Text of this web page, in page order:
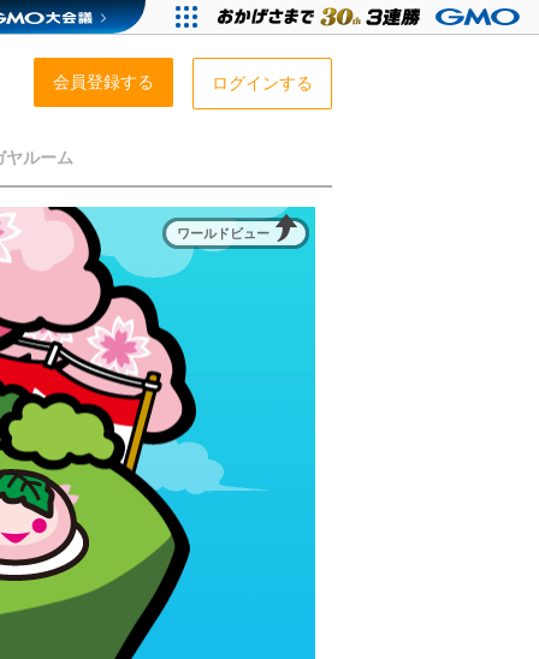
会員登録する ログインする
ヤルーム
ワールドビュー